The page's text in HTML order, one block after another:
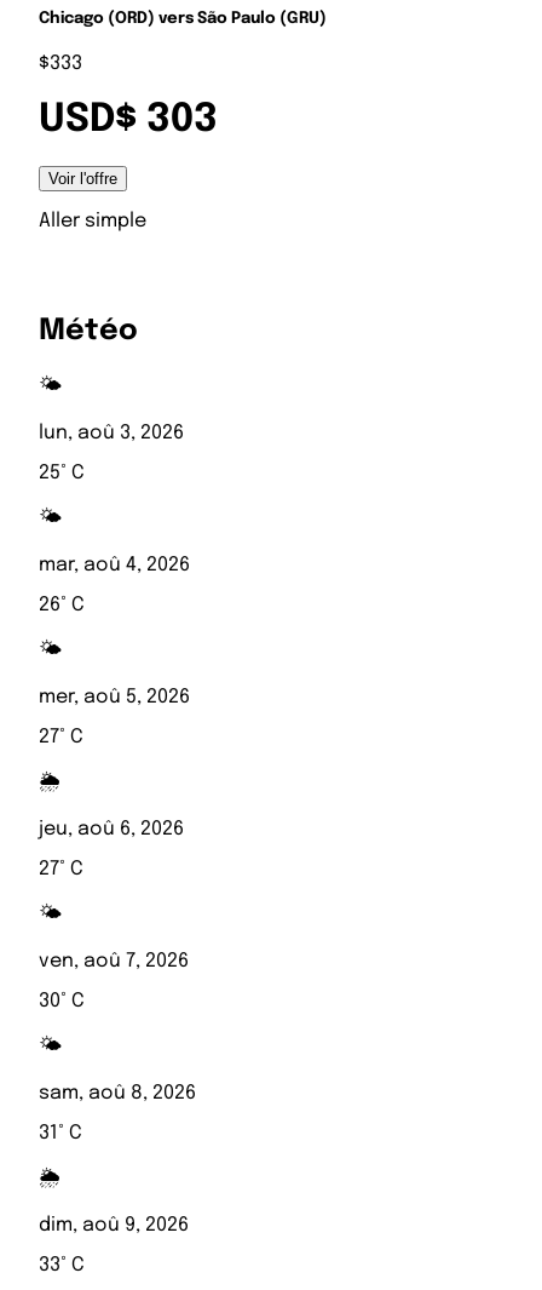
Chicago (ORD) vers São Paulo (GRU)
$333
USD$ 303
Voir l'offre
Aller simple
Météo
🌤️
lun, aoû 3, 2026
25° C
🌤️
mar, aoû 4, 2026
26° C
🌤️
mer, aoû 5, 2026
27° C
🌦️
jeu, aoû 6, 2026
27° C
🌤️
ven, aoû 7, 2026
30° C
🌤️
sam, aoû 8, 2026
31° C
🌦️
dim, aoû 9, 2026
33° C